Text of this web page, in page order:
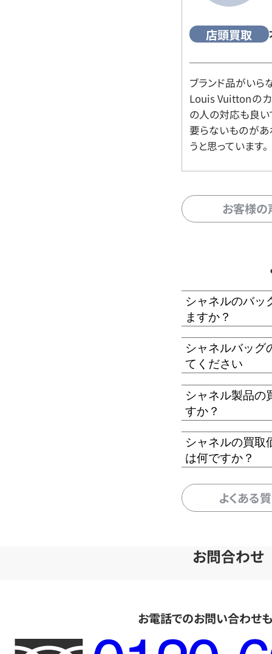
店頭買取
ブランド品がいら
Louis Vuittonの
の人の対応も良い
要らないものがあ
うと思っています。
お客様
シャネルのバッ
ますか？
シャネルバッグ
てください
シャネル製品の
すか？
シャネルの買取
は何ですか？
よくある
お問合わせ
お電話でのお問い合わせ
フ